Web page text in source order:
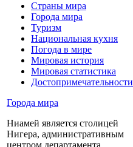
Страны мира
Города мира
Туризм
Национальная кухня
Погода в мире
Мировая история
Мировая статистика
Достопримечательности
Города мира
Ниамей является столицей
Нигера, административным
центром департамента